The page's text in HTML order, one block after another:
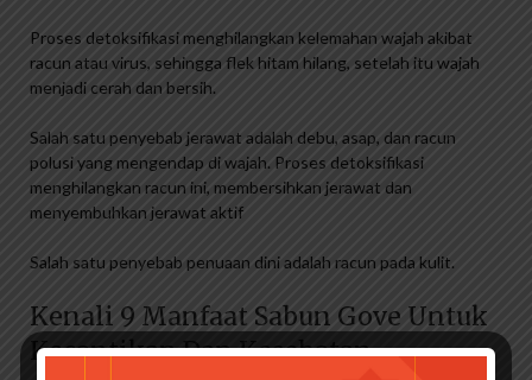
Proses detoksifikasi menghilangkan kelemahan wajah akibat
racun atau virus, sehingga flek hitam hilang, setelah itu wajah
menjadi cerah dan bersih.
Salah satu penyebab jerawat adalah debu, asap, dan racun
polusi yang mengendap di wajah. Proses detoksifikasi
menghilangkan racun ini, membersihkan jerawat dan
menyembuhkan jerawat aktif
Salah satu penyebab penuaan dini adalah racun pada kulit.
Kenali 9 Manfaat Sabun Gove Untuk
Kecantikan Dan Kesehatan